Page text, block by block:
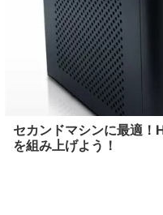
セカンドマシンに最適
を組み上げよう！